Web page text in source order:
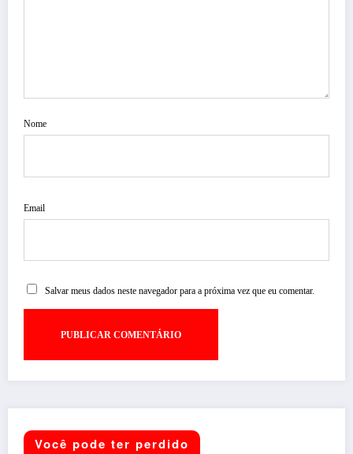
Nome
Email
Salvar meus dados neste navegador para a próxima vez que eu comentar.
Você pode ter perdido